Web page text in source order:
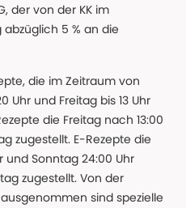
der von der KK im
5 % an die
die im Zeitraum von
Uhr und Freitag bis 13 Uhr
die Freitag nach 13:00
zugestellt. E-Rezepte die
und Sonntag 24:00 Uhr
zugestellt. Von der
sind spezielle